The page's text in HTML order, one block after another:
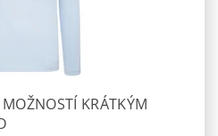
KRÁTKÝM